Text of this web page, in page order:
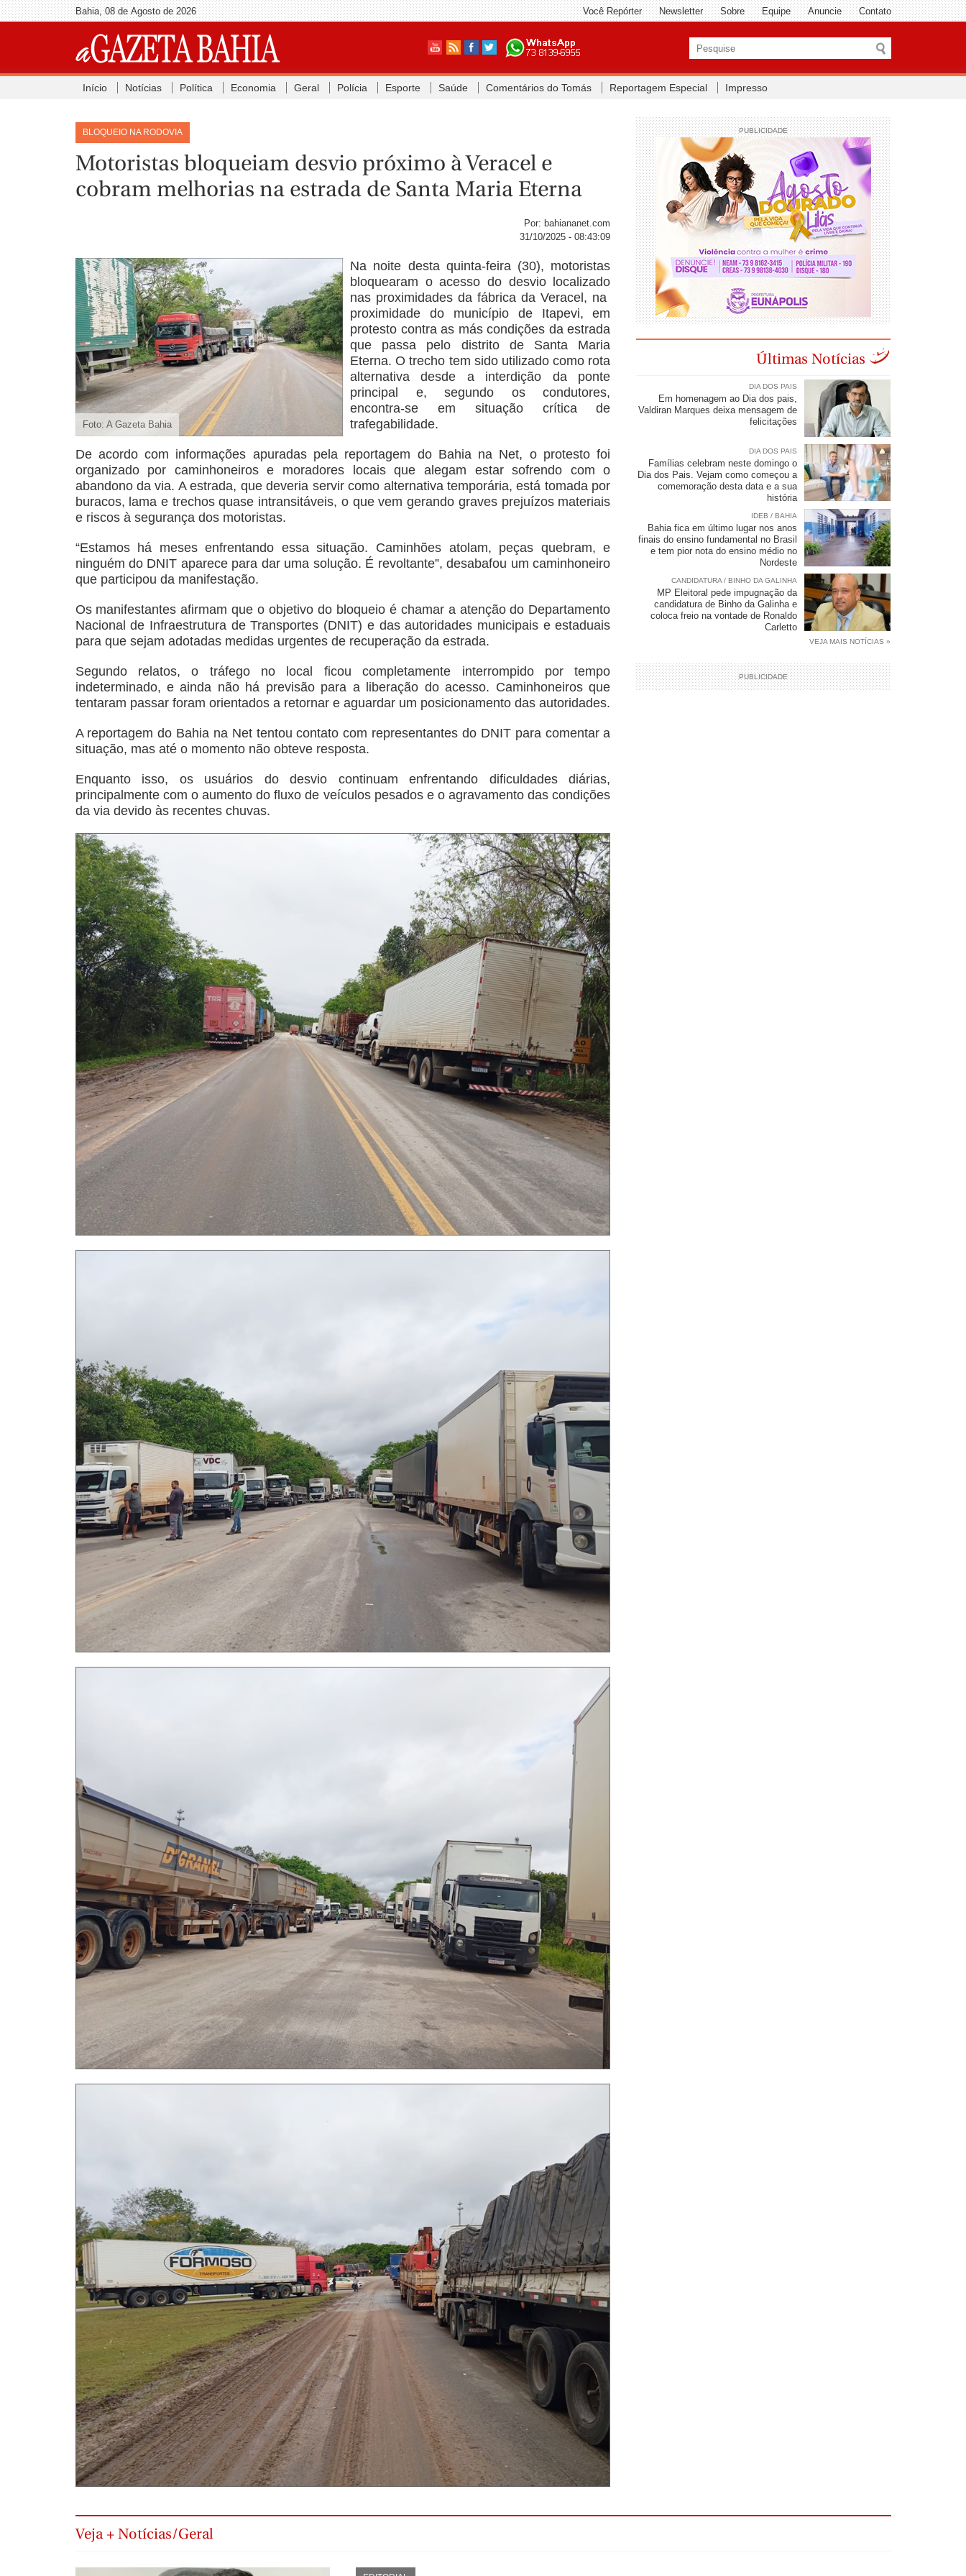
Bahia, 08 de Agosto de 2026 Você Repórter Newsletter Sobre Equipe Anuncie Contato
Início Notícias Política Economia Geral Polícia Esporte Saúde Comentários do Tomás Reportagem Especial Impresso
BLOQUEIO NA RODOVIA
Motoristas bloqueiam desvio próximo à Veracel e
cobram melhorias na estrada de Santa Maria Eterna
Por: bahiananet.com
31/10/2025 - 08:43:09
Foto: A Gazeta Bahia
Na noite desta quinta-feira (30), motoristas
bloquearam o acesso do desvio localizado
nas proximidades da fábrica da Veracel, na
proximidade do município de Itapevi, em
protesto contra as más condições da estrada
que passa pelo distrito de Santa Maria
Eterna. O trecho tem sido utilizado como rota
alternativa desde a interdição da ponte
principal e, segundo os condutores,
encontra-se em situação crítica de
trafegabilidade.
De acordo com informações apuradas pela reportagem do Bahia na Net, o protesto foi
organizado por caminhoneiros e moradores locais que alegam estar sofrendo com o
abandono da via. A estrada, que deveria servir como alternativa temporária, está tomada por
buracos, lama e trechos quase intransitáveis, o que vem gerando graves prejuízos materiais
e riscos à segurança dos motoristas.
“Estamos há meses enfrentando essa situação. Caminhões atolam, peças quebram, e
ninguém do DNIT aparece para dar uma solução. É revoltante”, desabafou um caminhoneiro
que participou da manifestação.
Os manifestantes afirmam que o objetivo do bloqueio é chamar a atenção do Departamento
Nacional de Infraestrutura de Transportes (DNIT) e das autoridades municipais e estaduais
para que sejam adotadas medidas urgentes de recuperação da estrada.
Segundo relatos, o tráfego no local ficou completamente interrompido por tempo
indeterminado, e ainda não há previsão para a liberação do acesso. Caminhoneiros que
tentaram passar foram orientados a retornar e aguardar um posicionamento das autoridades.
A reportagem do Bahia na Net tentou contato com representantes do DNIT para comentar a
situação, mas até o momento não obteve resposta.
Enquanto isso, os usuários do desvio continuam enfrentando dificuldades diárias,
principalmente com o aumento do fluxo de veículos pesados e o agravamento das condições
da via devido às recentes chuvas.
PUBLICIDADE
Últimas Notícias
DIA DOS PAIS
Em homenagem ao Dia dos pais,
Valdiran Marques deixa mensagem de
felicitações
DIA DOS PAIS
Famílias celebram neste domingo o
Dia dos Pais. Vejam como começou a
comemoração desta data e a sua
história
IDEB / BAHIA
Bahia fica em último lugar nos anos
finais do ensino fundamental no Brasil
e tem pior nota do ensino médio no
Nordeste
CANDIDATURA / BINHO DA GALINHA
MP Eleitoral pede impugnação da
candidatura de Binho da Galinha e
coloca freio na vontade de Ronaldo
Carletto
VEJA MAIS NOTÍCIAS »
PUBLICIDADE
Veja + Notícias/Geral